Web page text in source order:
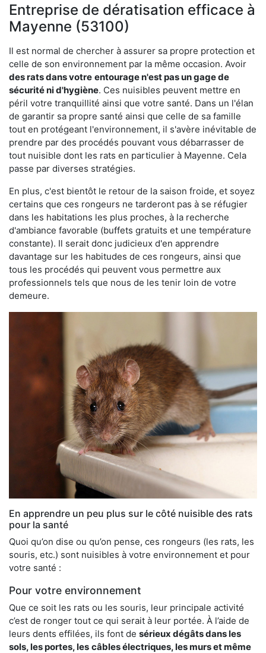
Entreprise de dératisation efficace à
Mayenne (53100)
Il est normal de chercher à assurer sa propre protection et
celle de son environnement par la même occasion. Avoir
des rats dans votre entourage n'est pas un gage de
sécurité ni d'hygiène. Ces nuisibles peuvent mettre en
péril votre tranquillité ainsi que votre santé. Dans un l'élan
de garantir sa propre santé ainsi que celle de sa famille
tout en protégeant l'environnement, il s'avère inévitable de
prendre par des procédés pouvant vous débarrasser de
tout nuisible dont les rats en particulier à Mayenne. Cela
passe par diverses stratégies.
En plus, c'est bientôt le retour de la saison froide, et soyez
certains que ces rongeurs ne tarderont pas à se réfugier
dans les habitations les plus proches, à la recherche
d'ambiance favorable (buffets gratuits et une température
constante). Il serait donc judicieux d'en apprendre
davantage sur les habitudes de ces rongeurs, ainsi que
tous les procédés qui peuvent vous permettre aux
professionnels tels que nous de les tenir loin de votre
demeure.
En apprendre un peu plus sur le côté nuisible des rats
pour la santé
Quoi qu’on dise ou qu’on pense, ces rongeurs (les rats, les
souris, etc.) sont nuisibles à votre environnement et pour
votre santé :
Pour votre environnement
Que ce soit les rats ou les souris, leur principale activité
c’est de ronger tout ce qui serait à leur portée. À l’aide de
leurs dents effilées, ils font de sérieux dégâts dans les
sols, les portes, les câbles électriques, les murs et même